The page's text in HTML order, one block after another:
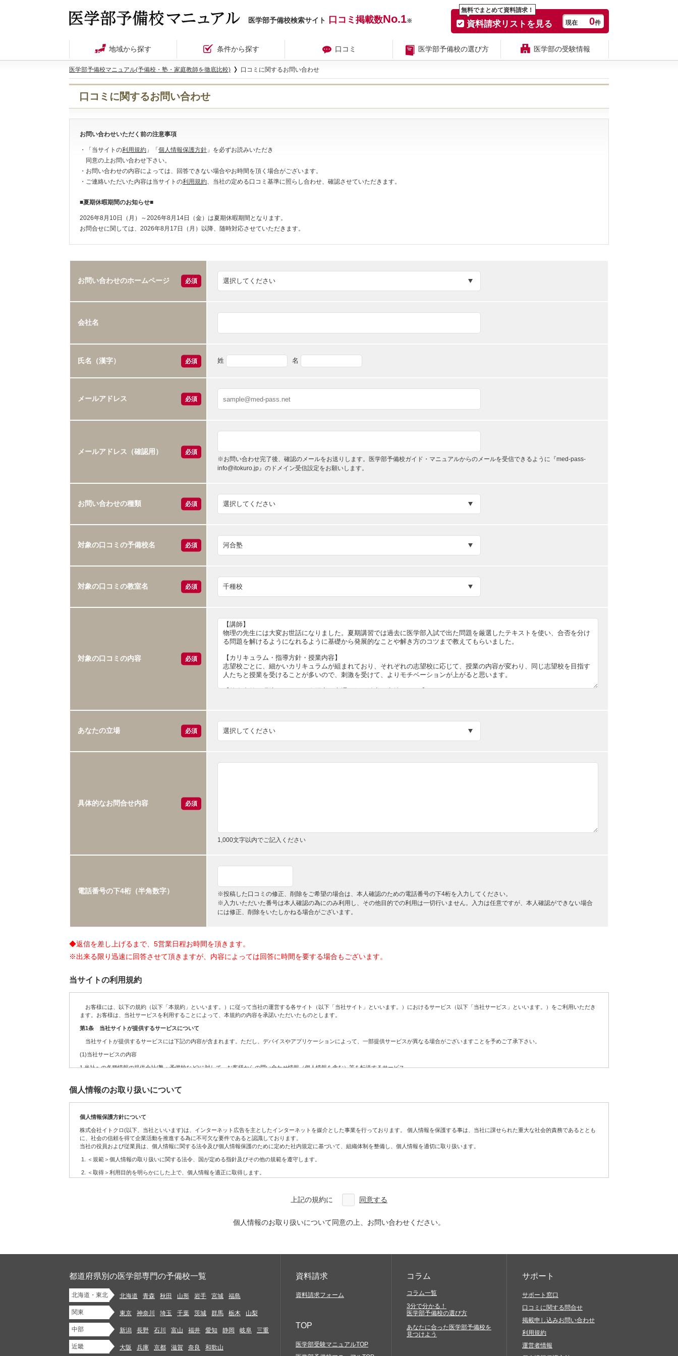
医学部予備校検索サイト 口コミ掲載数No.1※
無料でまとめて資料請求！
資料請求リストを見る 現在 0件
地域から探す 条件から探す 口コミ 医学部予備校の選び方 医学部の受験情報
医学部予備校マニュアル(予備校・塾・家庭教師を徹底比較) 口コミに関するお問い合わせ
口コミに関するお問い合わせ
お問い合わせいただく前の注意事項
・「当サイトの利用規約 」「 個人情報保護方針 」を必ずお読みいただき
同意の上お問い合わせ下さい。
・お問い合わせの内容によっては、回答できない場合やお時間を頂く場合がございます。
・ご連絡いただいた内容は当サイトの利用規約、当社の定める口コミ基準に照らし合わせ、確認させていただきます。
■夏期休暇期間のお知らせ■
2026年8月10日（月）～2026年8月14日（金）は夏期休暇期間となります。
お問合せに関しては、2026年8月17日（月）以降、随時対応させていただきます。
お問い合わせのホームページ 必須
会社名
氏名（漢字） 必須 姓 名
メールアドレス 必須
メールアドレス（確認用）
必須
※お問い合わせ完了後、確認のメールをお送りします。医学部予備校ガイド・マニュアルからのメールを受信できるように『med-pass-
info@itokuro.jp』のドメイン受信設定をお願いします。
お問い合わせの種類 必須
対象の口コミの予備校名 必須
対象の口コミの教室名 必須
対象の口コミの内容 必須
あなたの立場 必須
具体的なお問合せ内容 必須
1,000文字以内でご記入ください
電話番号の下4桁（半角数字）
※投稿した口コミの修正、削除をご希望の場合は、本人確認のための電話番号の下4桁を入力してください。
※入力いただいた番号は本人確認の為にのみ利用し、その他目的での利用は一切行いません。入力は任意ですが、本人確認ができない場合
には修正、削除をいたしかねる場合がございます。
◆返信を差し上げるまで、5営業日程お時間を頂きます。
※出来る限り迅速に回答させて頂きますが、内容によっては回答に時間を要する場合もございます。
当サイトの利用規約
お客様には、以下の規約（以下「本規約」といいます。）に従って当社の運営する各サイト（以下「当社サイト」といいます。）におけるサービス（以下「当社サービス」といいます。）をご利用いただき
ます。お客様は、当社サービスを利用することによって、本規約の内容を承諾いただいたものとします。
第1条 当社サイトが提供するサービスについて
当社サイトが提供するサービスには下記の内容が含まれます。ただし、デバイスやアプリケーションによって、一部提供サービスが異なる場合がございますことを予めご了承下さい。
(1)当社サービスの内容
1.当社への各種情報の提供会社(塾・予備校など)に対して、お客様からの問い合わせ情報（個人情報を含む）等を転送するサービス
3.定期・不定期に実施する各種のキャンペーンサービス
5.お客様が送信(発信)するコンテンツの募集、及び掲載
6.配信の許可を得たお客様に対して配信するメールマガジン・DM
7.その他上記に関連するサービス
(2)当社サービスの利用に当たって注意事項
お客様が当社サービスをご利用になる場合には、WEBにアクセスしていただく必要があります。お客様には、自らの責任と費用で必要な機器やソフトウェア、通信手段等をご用意いただき、それらを適切に
当社は当社サービスの内容の正確性・信頼性・完全性や確実な提供、アクセス結果などにつきましては一切保証しておりません。
2.未成年者の健全な保護育成を害するような行為をすること
3.法令や条例に違反する行為を行うこと
4.自分以外の人物を名乗ったり、代表権や代理権がないにもかかわらず会社などの組織を名乗ったり、または他の人物や組織と提携、協力関係にあると偽ったりすること（過失に基づき誤認した場合も含む）
5.他のお客様または第三者との間での、売買等金銭的な利害の発生する行為及び代価性のない物品の交換や贈与等経済的な利害関係の生じること、並びにその他営利を目的とする一切のこと
6. 商業用の広告、宣伝を目的としたコンテンツ、ジャンクメール、スパムメール、チェーンレター、無限連鎖講、その他勧誘を目的とするコンテンツを送信（発信）すること
7. 法令または本規約において認められている場合を除き、当社サイトの提供する情報を当社の事前の同意なく、複写、もしくはその他の方法により再生、複製、公開、送信、頒布、翻訳、翻案、転載、再利用
個人情報のお取り扱いについて
個人情報保護方針について
株式会社イトクロ(以下、当社といいます)は、インターネット広告を主としたインターネットを媒介とした事業を行っております。 個人情報を保護する事は、当社に課せられた重大な社会的責務であるととも
に、社会の信頼を得て企業活動を推進する為に不可欠な要件であると認識しております。
当社の役員および従業員は、個人情報に関する法令及び個人情報保護のために定めた社内規定に基づいて、組織体制を整備し、個人情報を適切に取り扱います。
＜規範＞個人情報の取り扱いに関する法令、国が定める指針及びその他の規範を遵守します。
＜取得＞利用目的を明らかにした上で、個人情報を適正に取得します。
＜安全管理＞個人情報への不正アクセス、紛失、破壊、改ざん、漏えいなどの危険を十分に認識し、合理的な安全対策を実施するとともに、問題が発生した場合は適切な是正措置を講じ、個人情報の厳重な
＜開示・苦情＞当社では、取り扱う個人情報について、本人から開示、訂正、利用停止、削除及び苦情相談等のお問い合わせがあった場合は法律に基づき適正に対応します。
改訂：2007年7月30日
改訂：2013年12月10日
株式会社イトクロ 代表取締役 CEO 山木 学
代表取締役 COO 領下 崇
【個人情報に関するお問い合わせ】
株式会社イトクロ 開発部長info.privacy@itokuro.jp
〒141-0021 東京都品川区上大崎３丁目１番１号 JR東急目黒ビル4F
当社における個人情報の取扱いについて
上記の規約に 同意する
個人情報のお取り扱いについて同意の上、お問い合わせください。
都道府県別の医学部専門の予備校一覧
北海道・東北 北海道 青森 秋田 山形 岩手 宮城 福島
関東 東京 神奈川 埼玉 千葉 茨城 群馬 栃木 山梨
中部 新潟 長野 石川 富山 福井 愛知 静岡 岐阜 三重
近畿 大阪 兵庫 京都 滋賀 奈良 和歌山
資料請求
資料請求フォーム
TOP
医学部受験マニュアルTOP
コラム
コラム一覧
3分で分かる！
医学部予備校の選び方
あなたに合った医学部予備校を
見つけよう
サポート
サポート窓口
口コミに関する問合せ
掲載申し込みお問い合わせ
利用規約
運営者情報